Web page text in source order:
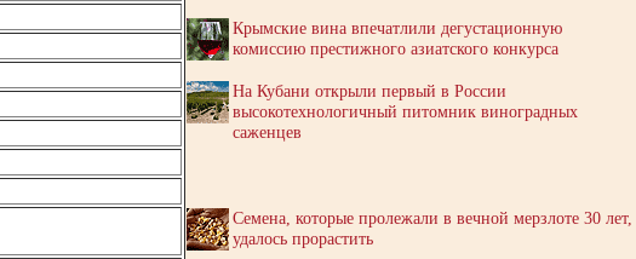
Крымские вина впечатлили дегустационную
комиссию престижного азиатского конкурса
На Кубани открыли первый в России
высокотехнологичный питомник виноградных
саженцев
Семена, которые пролежали в вечной мерзлоте 30 лет,
удалось прорастить